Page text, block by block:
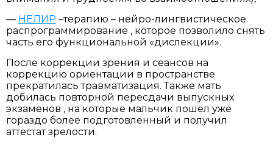
— НЕЛИР –терапию – нейро-лингвистическое
распрограммирование , которое позволило снять
часть его функциональной «дислекции».
После коррекции зрения и сеансов на
коррекцию ориентации в пространстве
прекратилась травматизация. Также мать
добилась повторной пересдачи выпускных
экзаменов , на которые мальчик пошел уже
гораздо более подготовленный и получил
аттестат зрелости.